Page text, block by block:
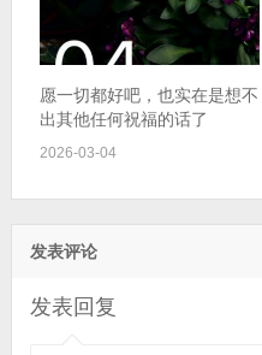
愿一切都好吧，也实在是想不
出其他任何祝福的话了
2026-03-04
发表评论
发表回复